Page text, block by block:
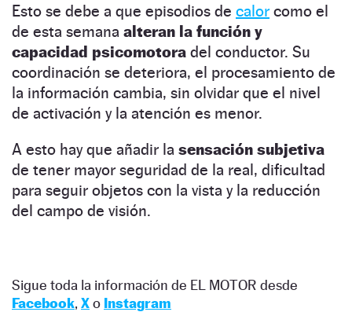
Esto se debe a que episodios de calor como el
de esta semana alteran la función y
capacidad psicomotora del conductor. Su
coordinación se deteriora, el procesamiento de
la información cambia, sin olvidar que el nivel
de activación y la atención es menor.
A esto hay que añadir la sensación subjetiva
de tener mayor seguridad de la real, dificultad
para seguir objetos con la vista y la reducción
del campo de visión.
Sigue toda la información de EL MOTOR desde
Facebook, Xo Instagram